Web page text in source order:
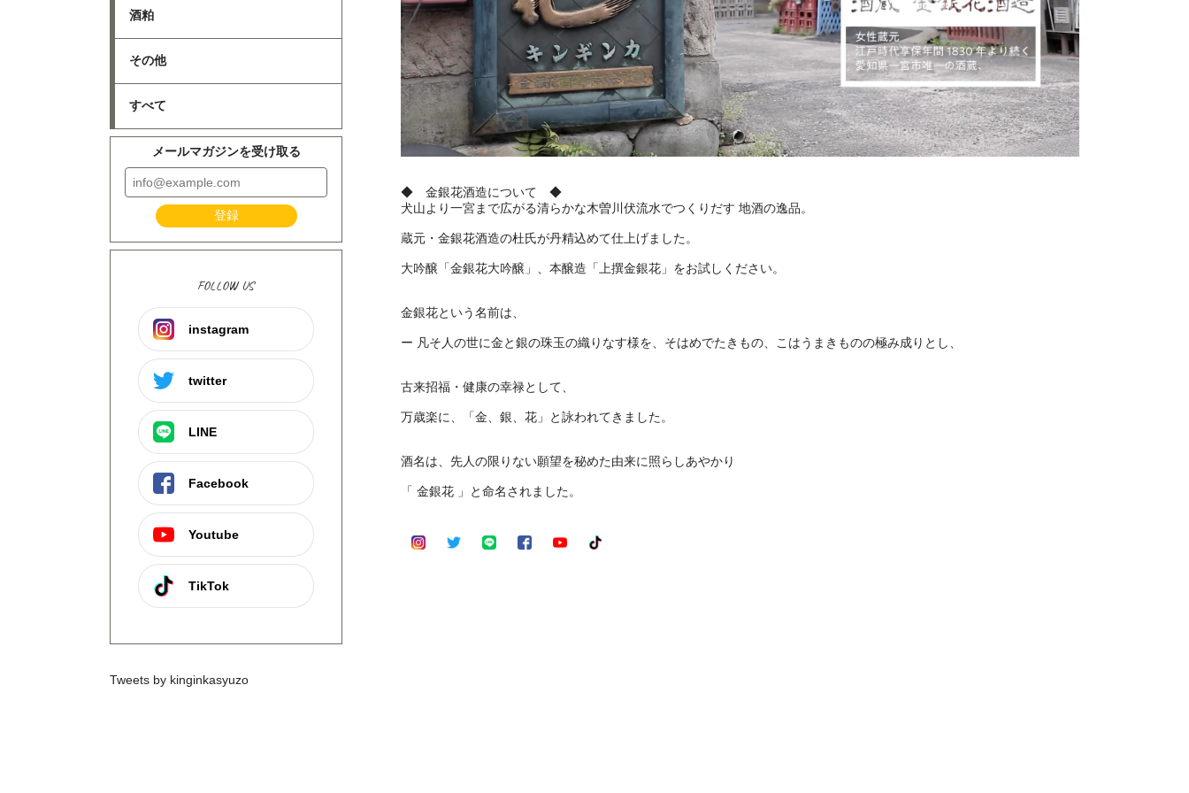
酒粕
その他
すべて
メールマガジンを受け取る
登録
FOLLOW US
instagram
twitter
LINE
Facebook
Youtube
TikTok
Tweets by kinginkasyuzo
◆ 金銀花酒造について ◆
犬山より一宮まで広がる清らかな木曽川伏流水でつくりだす 地酒の逸品。
蔵元・金銀花酒造の杜氏が丹精込めて仕上げました。
大吟醸「金銀花大吟醸」、本醸造「上撰金銀花」をお試しください。
金銀花という名前は、
ー 凡そ人の世に金と銀の珠玉の織りなす様を、そはめでたきもの、こはうまきものの極み成りとし、
古来招福・健康の幸禄として、
万歳楽に、「金、銀、花」と詠われてきました。
酒名は、先人の限りない願望を秘めた由来に照らしあやかり
「 金銀花 」と命名されました。